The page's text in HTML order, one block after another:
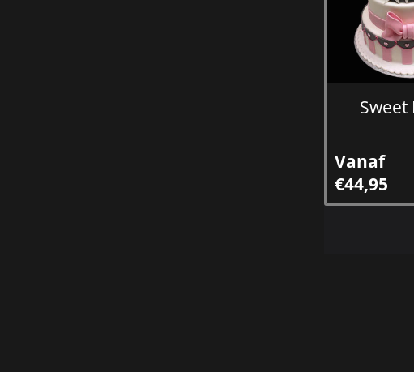
Sweet
Vanaf
€44,95